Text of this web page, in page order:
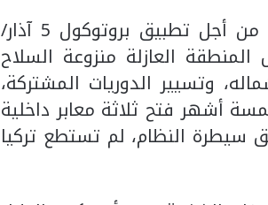
وبالإضافة إلى ما سبق، فإن الهدف هو الضغط أيضاً من أجل تطبيق بروتوكول 5 آذار/
المنطقة العازلة منزوعة السلاح
الطريق (إم-4)، و 6 كيلومتر شماله، وتسيير الدوريات المشتركة،
أشهر فتح ثلاثة معابر داخلية
سيطرة النظام، لم تستطع تركيا